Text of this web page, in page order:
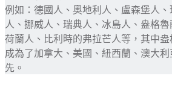
例如：德國人、奧地利人、盧森堡人
人、挪威人、瑞典人、冰島人、盎格魯
荷蘭人、比利時的弗拉芒人等，其中
成為了加拿大、美國、紐西蘭、澳大
先。